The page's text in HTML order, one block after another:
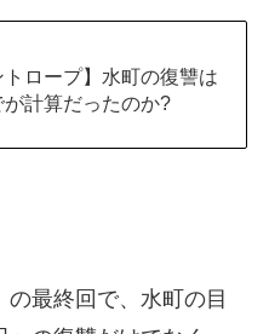
トロープ】水町の復讐は
が計算だったのか?
の最終回で、水町の目